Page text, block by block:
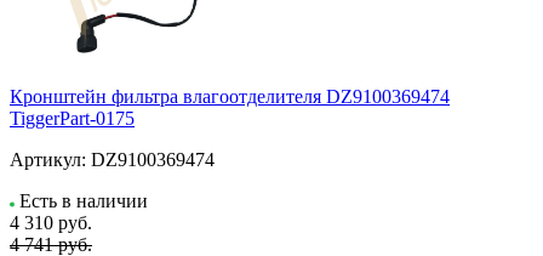
Кронштейн фильтра влагоотделителя DZ9100369474
TiggerPart-0175
Артикул: DZ9100369474
Есть в наличии
4 310 руб.
4 741 руб.